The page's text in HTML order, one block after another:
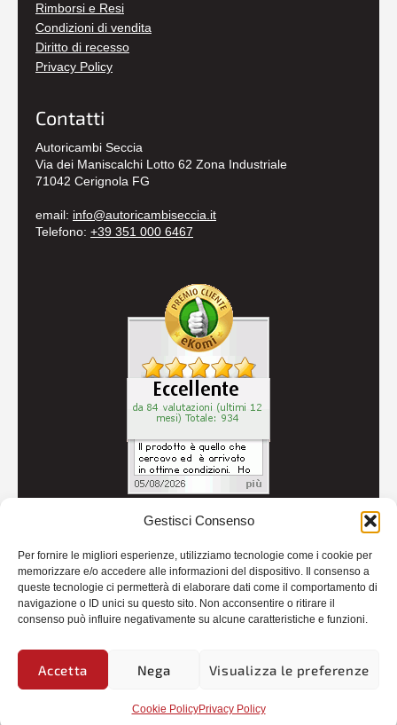
Gestisci Consenso
Per fornire le migliori esperienze, utilizziamo tecnologie come i cookie per
memorizzare e/o accedere alle informazioni del dispositivo. Il consenso a
queste tecnologie ci permetterà di elaborare dati come il comportamento di
navigazione o ID unici su questo sito. Non acconsentire o ritirare il
consenso può influire negativamente su alcune caratteristiche e funzioni.
Accetta Nega Visualizza le preferenze
Cookie PolicyPrivacy Policy
Rimborsi e Resi
Condizioni di vendita
Diritto di recesso
Privacy Policy
Contatti
Autoricambi Seccia
Via dei Maniscalchi Lotto 62 Zona Industriale
71042 Cerignola FG
email: info@autoricambiseccia.it
Telefono: +39 351 000 6467
Credits